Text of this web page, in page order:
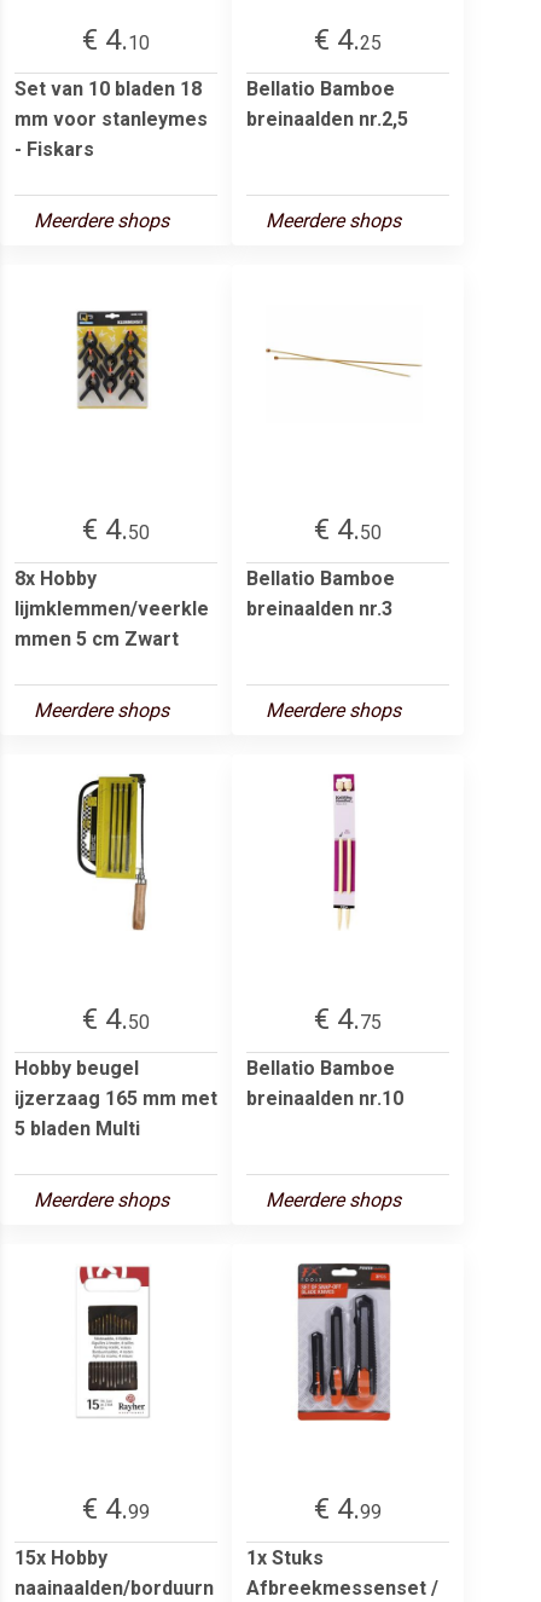
€ 4.10
Set van 10 bladen 18
mm voor stanleymes
- Fiskars
Meerdere shops
€ 4.25
Bellatio Bamboe
breinaalden nr.2,5
Meerdere shops
€ 4.50
8x Hobby
lijmklemmen/veerkle
mmen 5 cm Zwart
Meerdere shops
€ 4.50
Bellatio Bamboe
breinaalden nr.3
Meerdere shops
€ 4.50
Hobby beugel
ijzerzaag 165 mm met
5 bladen Multi
Meerdere shops
€ 4.75
Bellatio Bamboe
breinaalden nr.10
Meerdere shops
€ 4.99
15x Hobby
naainaalden/borduurn
€ 4.99
1x Stuks
Afbreekmessenset /